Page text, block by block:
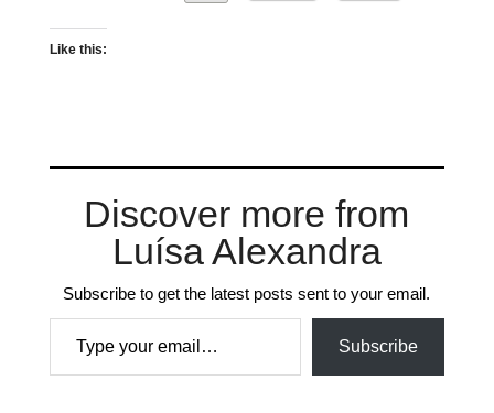
Like this:
Discover more from
Luísa Alexandra
Subscribe to get the latest posts sent to your email.
Type your email…
Subscribe